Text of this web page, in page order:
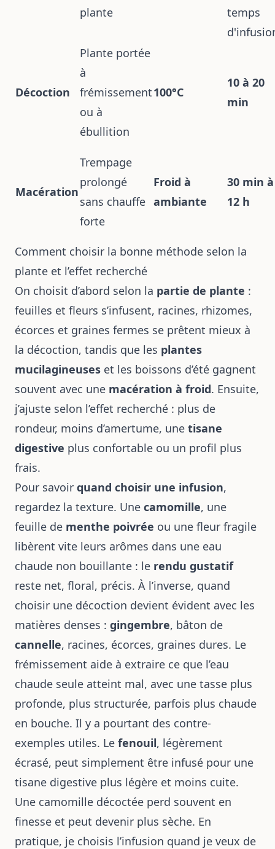
plante
temps
Décoction
Plante portée
à
frémissement
ou à
ébullition
100°C
10 à 20
min
Macération
Trempage
prolongé
sans chauffe
forte
Froid à
ambiante
30 min à
12 h
Comment choisir la bonne méthode selon la
plante et l’effet recherché
On choisit d’abord selon la partie de plante :
feuilles et fleurs s’infusent, racines, rhizomes,
écorces et graines fermes se prêtent mieux à
la décoction, tandis que les plantes
mucilagineuses et les boissons d’été gagnent
souvent avec une macération à froid. Ensuite,
j’ajuste selon l’effet recherché : plus de
rondeur, moins d’amertume, une tisane
digestive plus confortable ou un profil plus
frais.
Pour savoir quand choisir une infusion,
regardez la texture. Une camomille, une
feuille de menthe poivrée ou une fleur fragile
libèrent vite leurs arômes dans une eau
chaude non bouillante : le rendu gustatif
reste net, floral, précis. À l’inverse, quand
choisir une décoction devient évident avec les
matières denses : gingembre, bâton de
cannelle, racines, écorces, graines dures. Le
frémissement aide à extraire ce que l’eau
chaude seule atteint mal, avec une tasse plus
profonde, plus structurée, parfois plus chaude
en bouche. Il y a pourtant des contre-
exemples utiles. Le fenouil, légèrement
écrasé, peut simplement être infusé pour une
tisane digestive plus légère et moins cuite.
Une camomille décoctée perd souvent en
finesse et peut devenir plus sèche. En
pratique, je choisis l’infusion quand je veux de